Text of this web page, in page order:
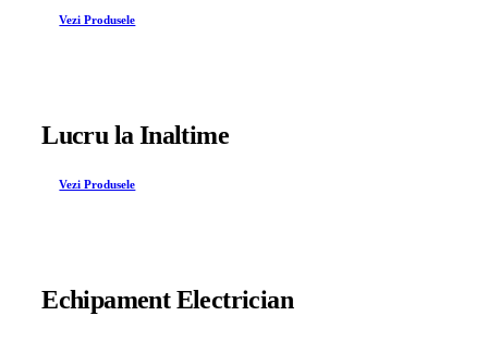
Vezi Produsele
Lucru la Inaltime
Vezi Produsele
Echipament Electrician